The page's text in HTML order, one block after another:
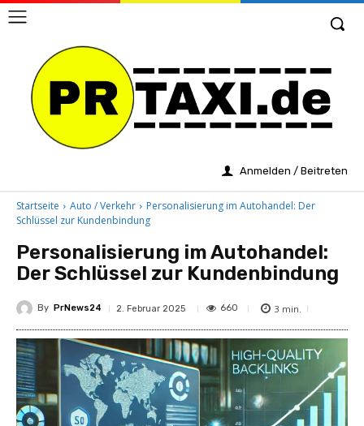
Anmelden / Beitreten
Startseite Auto / Verkehr
Personalisierung im Autohandel: Der
Schlüssel zur Kundenbindung
Personalisierung im Autohandel:
Der Schlüssel zur Kundenbindung
By PrNews24 2. Februar 2025 660 3 min.